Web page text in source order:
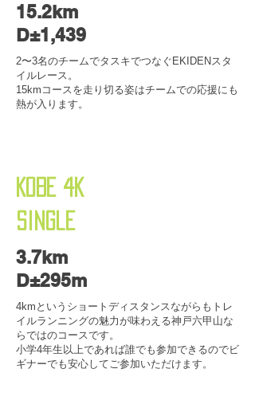
15.2km
D±1,439
2〜3名のチームでタスキでつなぐEKIDENスタ
イルレース。
15kmコースを走り切る姿はチームでの応援にも
熱が入ります。
KOBE 4K
​Single
3.7km
D±295m
4kmというショートディスタンスながらもトレ
イルランニングの魅力が味わえる神戸六甲山な
らではのコース​です。
​小学4年生以上であれば誰でも参加できるのでビ
ギナーでも安心してご参加いただけます。